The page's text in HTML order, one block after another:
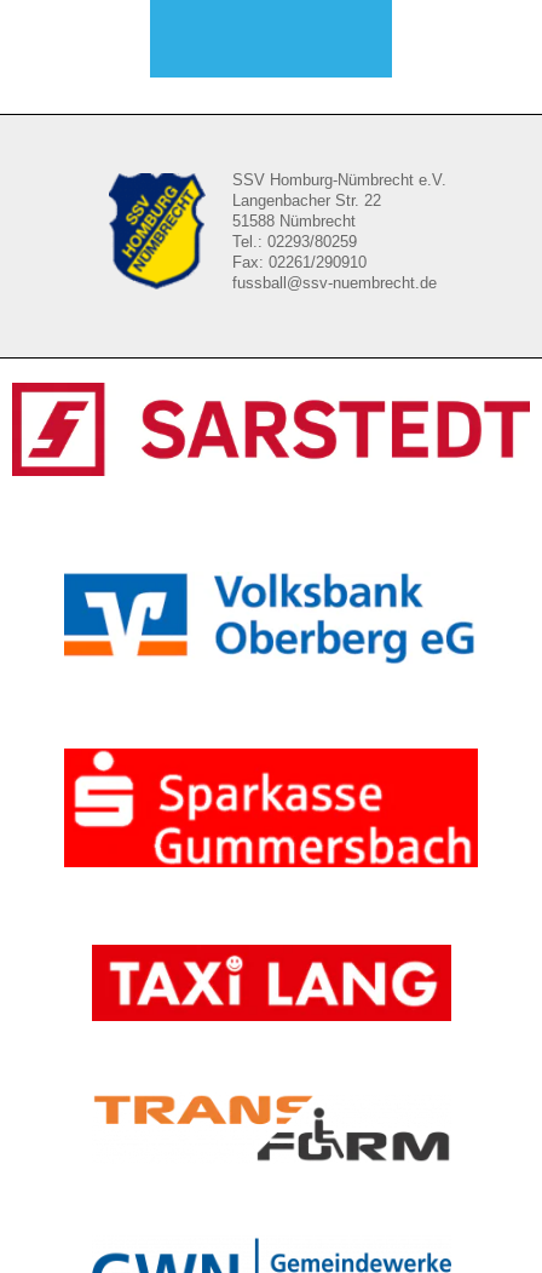
SSV Homburg-Nümbrecht e.V.
Langenbacher Str. 22
51588 Nümbrecht
Tel.: 02293/80259
Fax: 02261/290910
fussball@ssv-nuembrecht.de